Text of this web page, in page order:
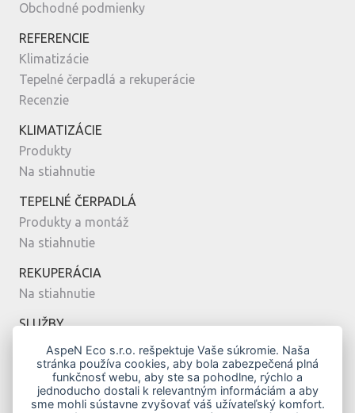
Obchodné podmienky
REFERENCIE
Klimatizácie
Tepelné čerpadlá a rekuperácie
Recenzie
KLIMATIZÁCIE
Produkty
Na stiahnutie
TEPELNÉ ČERPADLÁ
Produkty a montáž
Na stiahnutie
REKUPERÁCIA
Na stiahnutie
SLUŽBY
Montáž
Servis
Návrh
AspeN Eco s.r.o. rešpektuje Vaše súkromie. Naša
stránka používa cookies, aby bola zabezpečená plná
funkčnosť webu, aby ste sa pohodlne, rýchlo a
jednoducho dostali k relevantným informáciám a aby
sme mohli sústavne zvyšovať váš užívateľský komfort.